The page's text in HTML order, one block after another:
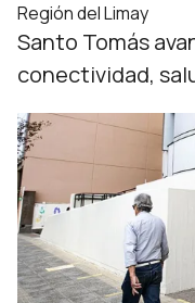
Región del Limay
Santo Tomás
conectividad,